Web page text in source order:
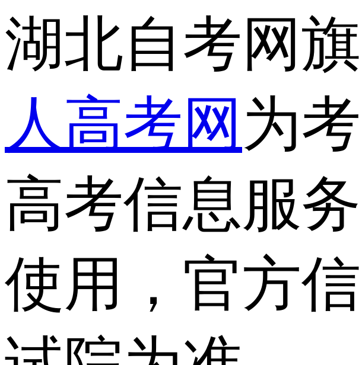
湖北自考网
人高考网 为
高考信息服
使用，官方